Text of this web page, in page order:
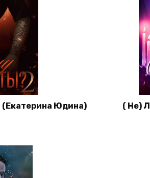
(Екатерина Юдина) ( Не)